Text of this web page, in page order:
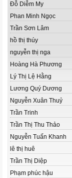
Đỗ Diễm My
Phan Minh Ngọc
Trần Sơn Lâm
hồ thị thúy
nguyễn thị nga
Hoàng Hà Phương
Lý Thị Lệ Hằng
Lương Quý Dương
Nguyễn Xuân Thuỷ
Trần Trinh
Trần Thị Thu Thảo
Nguyễn Tuấn Khanh
lê thị huê
Trần Thị Diệp
Phạm phúc hậu